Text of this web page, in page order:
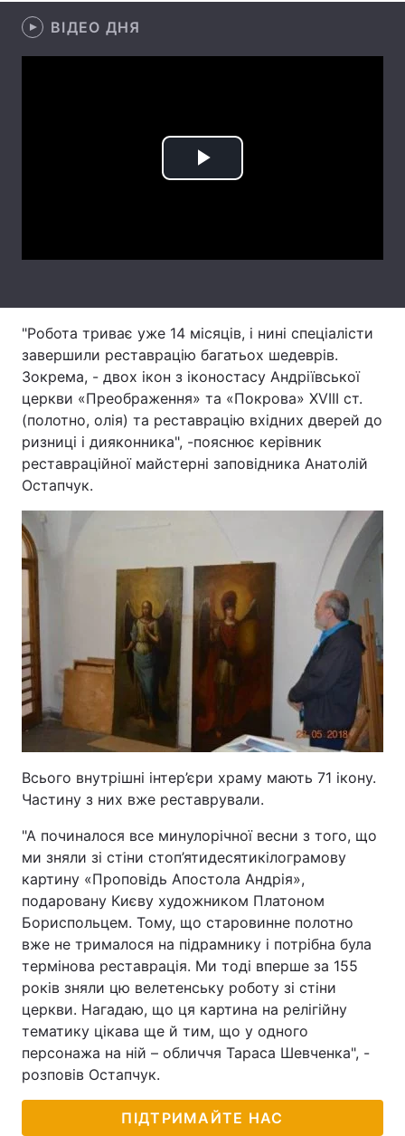
Відео з Youtube Статті
Тема оформлення
ВІДЕО ДНЯ
Play
"Робота триває уже 14 місяців, і нині спеціалісти
завершили реставрацію багатьох шедеврів.
Зокрема, - двох ікон з іконостасу Андріївської
церкви «Преображення» та «Покрова» ХVІІІ ст.
(полотно, олія) та реставрацію вхідних дверей до
ризниці і дияконника", -пояснює керівник
реставраційної майстерні заповідника Анатолій
Остапчук.
Всього внутрішні інтер’єри храму мають 71 ікону.
Частину з них вже реставрували.
"А починалося все минулорічної весни з того, що
ми зняли зі стіни стоп’ятидесятикілограмову
картину «Проповідь Апостола Андрія»,
подаровану Києву художником Платоном
Бориспольцем. Тому, що старовинне полотно
вже не трималося на підрамнику і потрібна була
термінова реставрація. Ми тоді вперше за 155
років зняли цю велетенську роботу зі стіни
церкви. Нагадаю, що ця картина на релігійну
тематику цікава ще й тим, що у одного
персонажа на ній – обличчя Тараса Шевченка", -
розповів Остапчук.
ПІДТРИМАЙТЕ НАС